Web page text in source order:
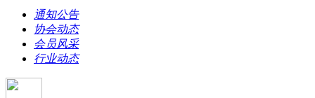
通知公告
协会动态
会员风采
行业动态